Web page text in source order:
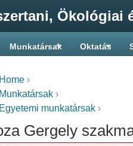
Ökológiai
are here
Home›
Munkatársak›
Egyetemi munkatársak›
Gergely
Munkatársak Oktatás